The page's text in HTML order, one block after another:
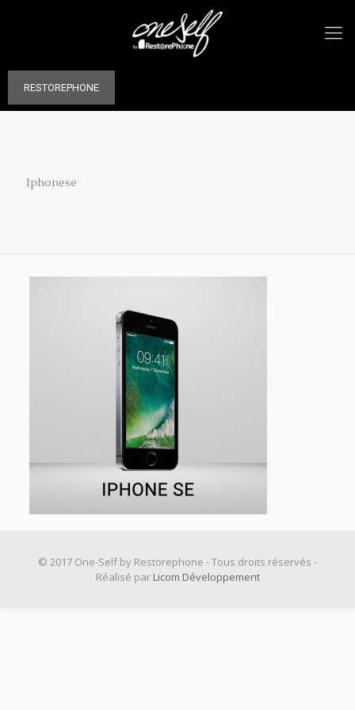
RESTOREPHONE
Iphonese
© 2017 One-Self by Restorephone - Tous droits réservés -
Réalisé par Licom Développement